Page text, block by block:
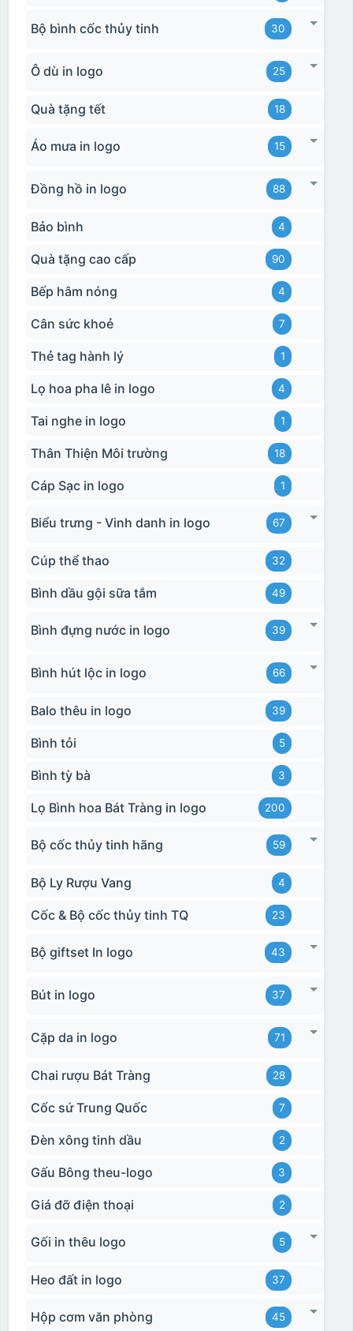
Bộ bình cốc thủy tinh 30
Ô dù in logo 25
Quà tặng tết 18
Áo mưa in logo 15
Đồng hồ in logo 88
Bảo bình 4
Quà tặng cao cấp 90
Bếp hâm nóng 4
Cân sức khoẻ 7
Thẻ tag hành lý 1
Lọ hoa pha lê in logo 4
Tai nghe in logo 1
Thân Thiện Môi trường 18
Cáp Sạc in logo 1
Biểu trưng - Vinh danh in logo 67
Cúp thể thao 32
Bình dầu gội sữa tắm 49
Bình đựng nước in logo 39
Bình hút lộc in logo 66
Balo thêu in logo 39
Bình tỏi 5
Bình tỳ bà 3
Lọ Bình hoa Bát Tràng in logo 200
Bộ cốc thủy tinh hãng 59
Bộ Ly Rượu Vang 4
Cốc & Bộ cốc thủy tinh TQ 23
Bộ giftset In logo 43
Bút in logo 37
Cặp da in logo 71
Chai rượu Bát Tràng 28
Cốc sứ Trung Quốc 7
Đèn xông tinh dầu 2
Gấu Bông theu-logo 3
Giá đỡ điện thoại 2
Gối in thêu logo 5
Heo đất in logo 37
Hộp cơm văn phòng 45